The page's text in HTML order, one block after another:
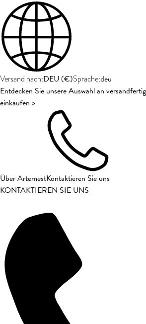
Versand nach:DEU (€)Sprache:deu
Entdecken Sie unsere Auswahl an
einkaufen >
Über ArtemestKontaktieren Sie uns
KONTAKTIEREN SIE UNS